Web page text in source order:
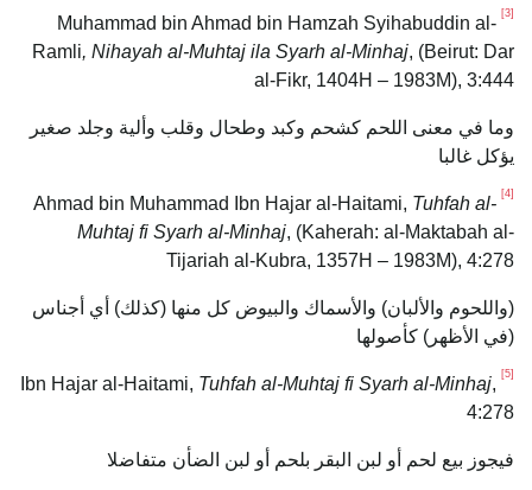
[3]
Muhammad bin Ahmad bin Hamzah Syihabuddin al-
Ramli, Nihayah al-Muhtaj ila Syarh al-Minhaj, (Beirut: Dar
al-Fikr, 1404H – 1983M), 3:444
وما في معنى اللحم كشحم وكبد وطحال وقلب وألية وجلد صغير
يؤكل غالبا
[4]
Tuhfah al-
Muhtaj fi Syarh al-Minhaj, (Kaherah: al-Maktabah al-
Tijariah al-Kubra, 1357H – 1983M), 4:278
(واللحوم والألبان) والأسماك والبيوض كل منها (كذلك) أي أجناس
(في الأظهر) كأصولها
[5]
Tuhfah al-Muhtaj fi Syarh al-Minhaj,
4:278
فيجوز بيع لحم أو لبن البقر بلحم أو لبن الضأن متفاضلا